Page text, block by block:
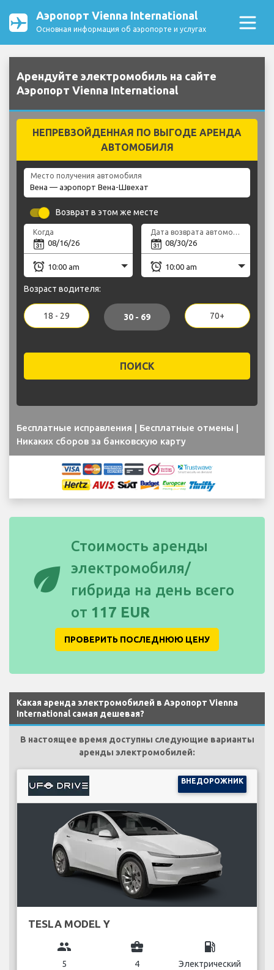
Аэропорт Vienna International
Основная информация об аэропорте и услугах
Арендуйте электромобиль на сайте
Аэропорт Vienna International
НЕПРЕВЗОЙДЕННАЯ ПО ВЫГОДЕ АРЕНДА
АВТОМОБИЛЯ
Место получения автомобиля
Возврат в этом же месте
Когда Дата возврата автомобиля
Возраст водителя:
18 - 29 30 - 69 70+
ПОИСК
Бесплатные исправления | Бесплатные отмены |
Никаких сборов за банковскую карту
eco
Стоимость аренды
электромобиля/
гибрида на день всего
от 117 EUR
ПРОВЕРИТЬ ПОСЛЕДНЮЮ ЦЕНУ
Какая аренда электромобилей в Аэропорт Vienna
International самая дешевая?
В настоящее время доступны следующие варианты
аренды электромобилей:
ВНЕДОРОЖНИК
TESLA MODEL Y
group
5
business_center
4
local_gas_station
Электрический